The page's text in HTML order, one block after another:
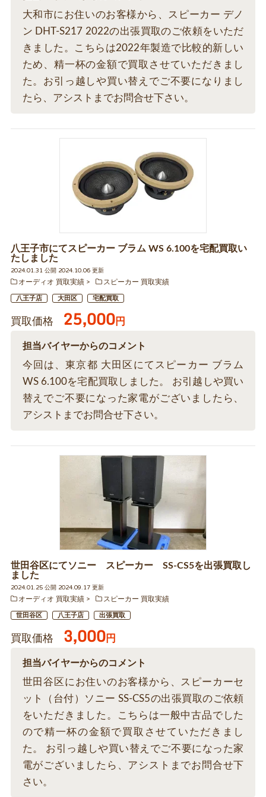
大和市にお住いのお客様から、スピーカー デノ
ン DHT-S217 2022の出張買取のご依頼をいただ
きました。こちらは2022年製造で比較的新しい
ため、精一杯の金額で買取させていただきまし
た。お引っ越しや買い替えでご不要になりまし
たら、アシストまでお問合せ下さい。
八王子市にてスピーカー ブラム WS 6.100を宅配買取い
たしました
2024.01.31 公開 2024.10.06 更新
オーディオ 買取実績
スピーカー 買取実績
八王子店 大田区 宅配買取
買取価格 25,000円
担当バイヤーからのコメント
今回は、東京都 大田区にてスピーカー ブラム
WS 6.100を宅配買取しました。 お引越しや買い
替えでご不要になった家電がございましたら、
アシストまでお問合せ下さい。
世田谷区にてソニー スピーカー SS-CS5を出張買取し
ました
2024.01.25 公開 2024.09.17 更新
オーディオ 買取実績
スピーカー 買取実績
世田谷区 八王子店 出張買取
買取価格 3,000円
担当バイヤーからのコメント
世田谷区にお住いのお客様から、スピーカーセ
ット（台付）ソニー SS-CS5の出張買取のご依頼
をいただきました。こちらは一般中古品でした
ので精一杯の金額で買取させていただきまし
た。 お引っ越しや買い替えでご不要になった家
電がございましたら、アシストまでお問合せ下
さい。